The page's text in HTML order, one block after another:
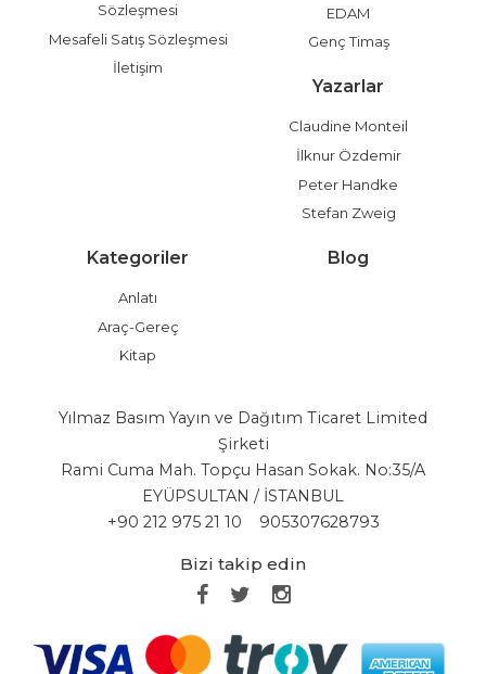
Sözleşmesi
Mesafeli Satış Sözleşmesi
İletişim
EDAM
Genç Timaş
Yazarlar
Claudine Monteil
İlknur Özdemir
Peter Handke
Stefan Zweig
Kategoriler
Anlatı
Araç-Gereç
Kitap
Blog
Yılmaz Basım Yayın ve Dağıtım Ticaret Limited
Şirketi
Rami Cuma Mah. Topçu Hasan Sokak. No:35/A
EYÜPSULTAN / İSTANBUL
+90 212 975 21 10
905307628793
Bizi takip edin